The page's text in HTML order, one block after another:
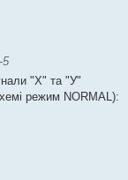
5
"Х" та "У"
режим NORMAL):